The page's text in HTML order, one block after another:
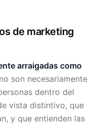
de marketing
arraigadas como
son necesariamente
dentro del
vista distintivo, que
y que entienden las